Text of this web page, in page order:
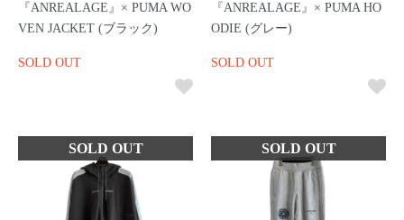
『ANREALAGE』× PUMA WO
VEN JACKET (ブラック)
SOLD OUT
『ANREALAGE』× PUMA HO
ODIE (グレー)
SOLD OUT